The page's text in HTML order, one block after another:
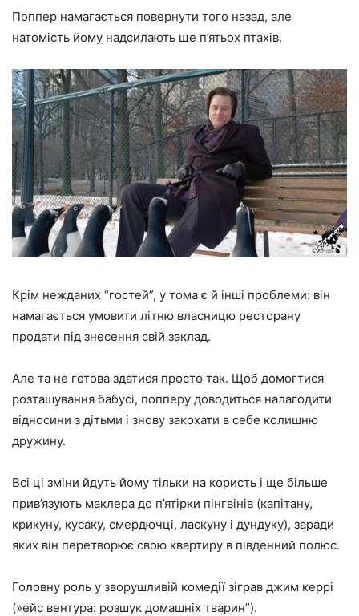
Поппер намагається повернути того назад, але
натомість йому надсилають ще п’ятьох птахів.
Крім нежданих “гостей”, у тома є й інші проблеми: він
намагається умовити літню власницю ресторану
продати під знесення свій заклад.
Але та не готова здатися просто так. Щоб домогтися
розташування бабусі, попперу доводиться налагодити
відносини з дітьми і знову закохати в себе колишню
дружину.
Всі ці зміни йдуть йому тільки на користь і ще більше
прив’язують маклера до п’ятірки пінгвінів (капітану,
крикуну, кусаку, смердючці, ласкуну і дундуку), заради
яких він перетворює свою квартиру в південний полюс.
Головну роль у зворушливій комедії зіграв джим керрі
(»ейс вентура: розшук домашніх тварин”).